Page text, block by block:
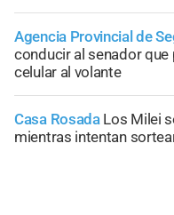
Agencia Provincial de
conducir al senador
celular al volante
Casa Rosada Los Milei
mientras intentan